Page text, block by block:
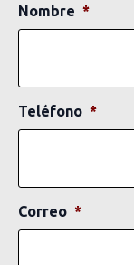
Nombre *
Teléfono *
Correo *